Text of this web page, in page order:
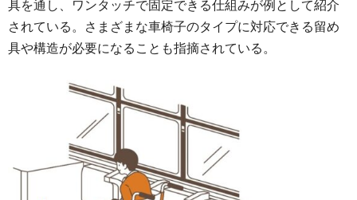
具を通し、ワンタッチで固定できる仕組みが例として紹介
されている。さまざまな車椅子のタイプに対応できる留め
具や構造が必要になることも指摘されている。